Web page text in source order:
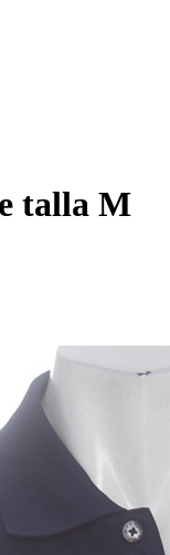
talla M